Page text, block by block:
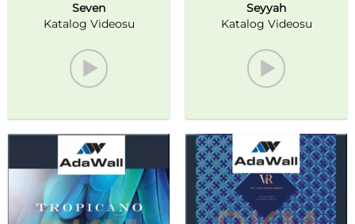
Seven
Katalog Videosu
Seyyah
Katalog Videosu